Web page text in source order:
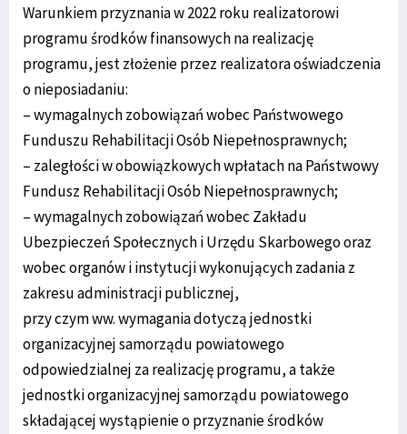
Warunkiem przyznania w 2022 roku realizatorowi
programu środków finansowych na realizację
programu, jest złożenie przez realizatora oświadczenia
o nieposiadaniu:
– wymagalnych zobowiązań wobec Państwowego
Funduszu Rehabilitacji Osób Niepełnosprawnych;
– zaległości w obowiązkowych wpłatach na Państwowy
Fundusz Rehabilitacji Osób Niepełnosprawnych;
– wymagalnych zobowiązań wobec Zakładu
Ubezpieczeń Społecznych i Urzędu Skarbowego oraz
wobec organów i instytucji wykonujących zadania z
zakresu administracji publicznej,
przy czym ww. wymagania dotyczą jednostki
organizacyjnej samorządu powiatowego
odpowiedzialnej za realizację programu, a także
jednostki organizacyjnej samorządu powiatowego
składającej wystąpienie o przyznanie środków